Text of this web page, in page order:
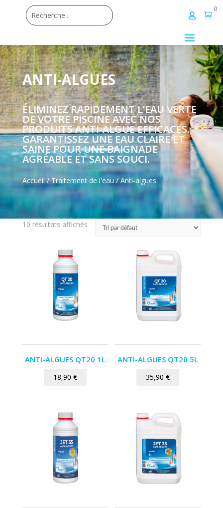
 
0
ANTI-ALGUES
ÉLIMINEZ RAPIDEMENT L’EAU VERTE
DE VOTRE PISCINE AVEC NOS
PRODUITS ANTI-ALGUE EFFICACES.
GARANTISSEZ UNE EAU CLAIRE ET
SAINE POUR UNE BAIGNADE
AGRÉABLE ET SANS SOUCI.
Accueil/Traitement de l'eau/ Anti-algues
10 résultats affichés
ANTI-ALGUES QT20 1L
18,90 €
ANTI-ALGUES QT20 5L
35,90€